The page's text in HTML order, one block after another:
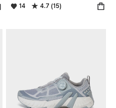
14 4.7 (15)